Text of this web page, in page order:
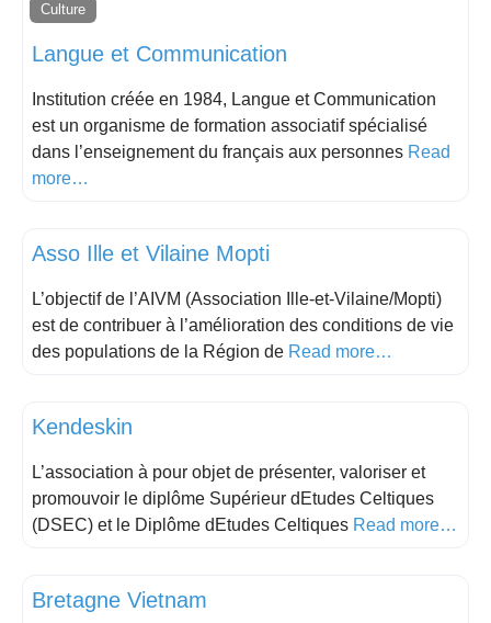
Culture
Langue et Communication
Institution créée en 1984, Langue et Communication
est un organisme de formation associatif spécialisé
dans l’enseignement du français aux personnes Read
more…
Asso Ille et Vilaine Mopti
L’objectif de l’AIVM (Association Ille-et-Vilaine/Mopti)
est de contribuer à l’amélioration des conditions de vie
des populations de la Région de Read more…
Kendeskin
L’association à pour objet de présenter, valoriser et
promouvoir le diplôme Supérieur dEtudes Celtiques
(DSEC) et le Diplôme dEtudes Celtiques Read more…
Bretagne Vietnam